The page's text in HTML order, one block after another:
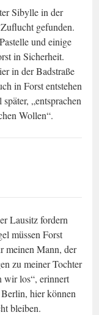
Sibylle in der
gefunden.
und einige
in Sicherheit.
in der Badstraße
in Forst entstehen
„entsprachen
Wollen“.
Lausitz fordern
müssen Forst
meinen Mann, der
zu meiner Tochter
wir los“, erinnert
hier können
bleiben.